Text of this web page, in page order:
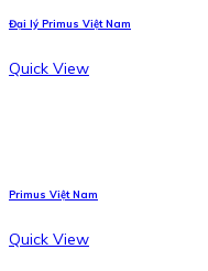
Đại lý Primus Việt Nam
Quick View
Primus Việt Nam
Quick View